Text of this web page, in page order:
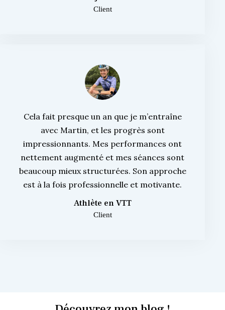
Client
Cela fait presque un an que je m’entraîne
avec Martin, et les progrès sont
impressionnants. Mes performances ont
nettement augmenté et mes séances sont
beaucoup mieux structurées. Son approche
est à la fois professionnelle et motivante.
Athlète en VTT
Client